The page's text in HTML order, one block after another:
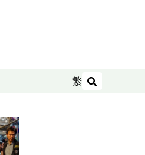
繁
搜索